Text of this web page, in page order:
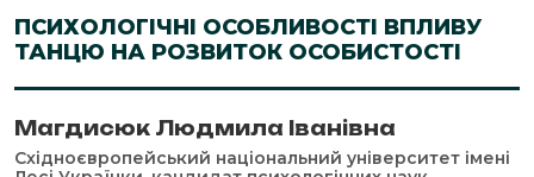
ПСИХОЛОГІЧНІ ОСОБЛИВОСТІ ВПЛИВУ
ТАНЦЮ НА РОЗВИТОК ОСОБИСТОСТІ
Магдисюк Людмила Іванівна
Східноєвропейський національний університет імені